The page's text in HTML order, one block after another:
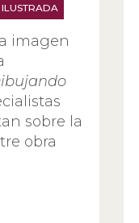
imagen
sobre la
obra